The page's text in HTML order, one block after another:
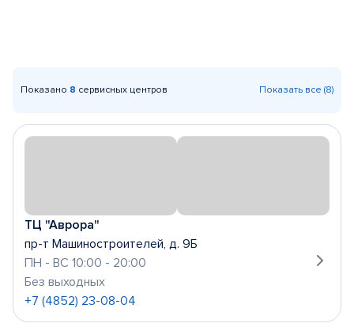
Показано 8 сервисных центров Показать все (8)
ТЦ "Аврора"
пр-т Машиностроителей, д. 9Б
ПН - ВС 10:00 - 20:00
Без выходных
+7 (4852) 23-08-04